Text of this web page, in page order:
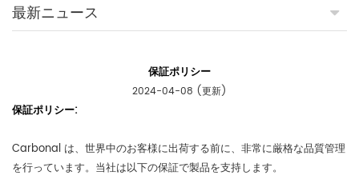
最新ニュース
保証ポリシー
2024-04-08 (更新)
保証ポリシー:
Carbonal は、世界中のお客様に出荷する前に、非常に厳格な品質管理
を行っています。当社は以下の保証で製品を支持します。